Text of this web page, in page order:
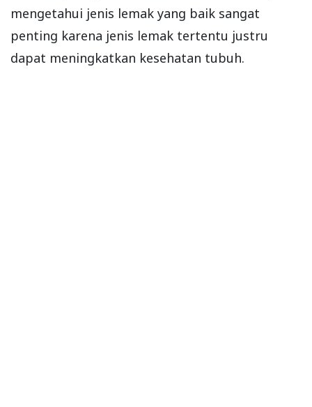
mengetahui jenis lemak yang baik sangat
penting karena jenis lemak tertentu justru
dapat meningkatkan kesehatan tubuh.